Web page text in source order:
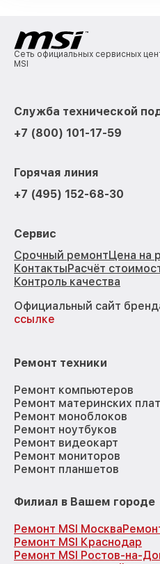
Сеть официальных сервисных
MSI
Служба технической
+7 (800) 101-17-59
Горячая линия
+7 (495) 152-68-30
Сервис
Срочный ремонтЦена на
КонтактыРасчёт
Контроль качества
Официальный сайт
ссылке
Ремонт техники
Ремонт компьютеров
Ремонт материнских плат
Ремонт моноблоков
Ремонт ноутбуков
Ремонт видеокарт
Ремонт мониторов
Ремонт планшетов
Филиал в Вашем городе
Ремонт MSI Москва
Ремонт MSI Краснодар
Ремонт MSI Ростов-на-